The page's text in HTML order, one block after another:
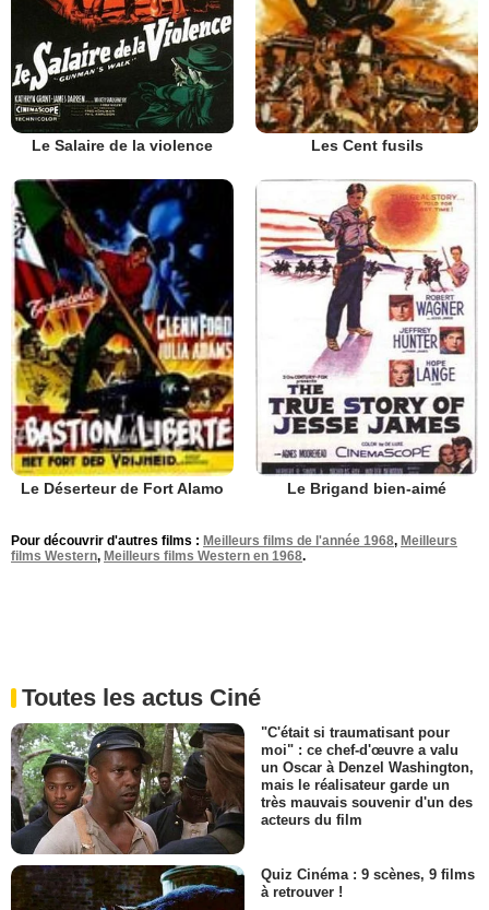
Le Salaire de la violence Les Cent fusils
Le Déserteur de Fort Alamo Le Brigand bien-aimé
Pour découvrir d'autres films : Meilleurs films de l'année 1968, Meilleurs
films Western, Meilleurs films Western en 1968.
Toutes les actus Ciné
"C'était si traumatisant pour
moi" : ce chef-d'œuvre a valu
un Oscar à Denzel Washington,
mais le réalisateur garde un
très mauvais souvenir d'un des
acteurs du film
Quiz Cinéma : 9 scènes, 9 films
à retrouver !